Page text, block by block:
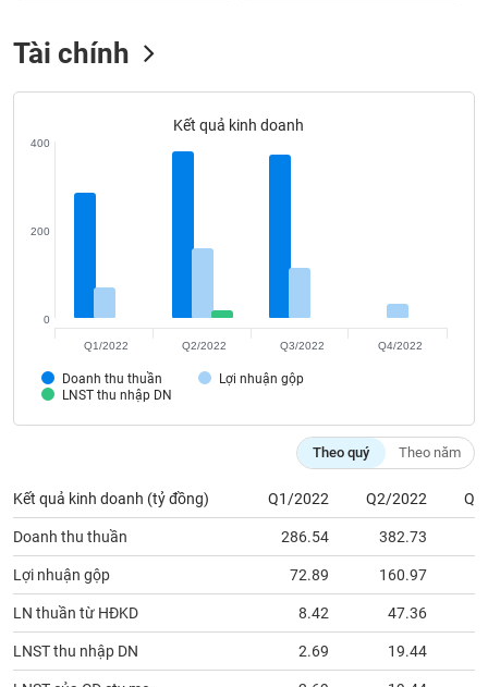
Tài chính
Kết quả kinh doanh
Doanh thu thuần
Lợi nhuận gộp
LNST thu nhập DN
0
200
400
Q1/2022 Q2/2022 Q3/2022 Q4/2022
Theo quý Theo năm
Kết quả kinh doanh (tỷ đồng) Q1/2022 Q2/2022
Doanh thu thuần 286.54 382.73
Lợi nhuận gộp 72.89 160.97
LN thuần từ HĐKD 8.42 47.36
LNST thu nhập DN 2.69 19.44
THÔNG
ĐỘNG
SẢN
Mã
khoán
Tất cả Cổ phiếu Chứng chỉ quỹ Chứng
đạo
(-)
Tất cả Người nội bộ Người liên quan Cổ đông lớn